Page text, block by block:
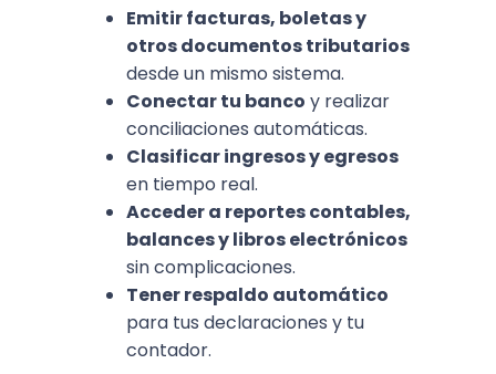
Emitir facturas, boletas y
otros documentos tributarios
desde un mismo sistema.
Conectar tu banco y realizar
conciliaciones automáticas.
Clasificar ingresos y egresos
en tiempo real.
Acceder a reportes contables,
balances y libros electrónicos
sin complicaciones.
Tener respaldo automático
para tus declaraciones y tu
contador.